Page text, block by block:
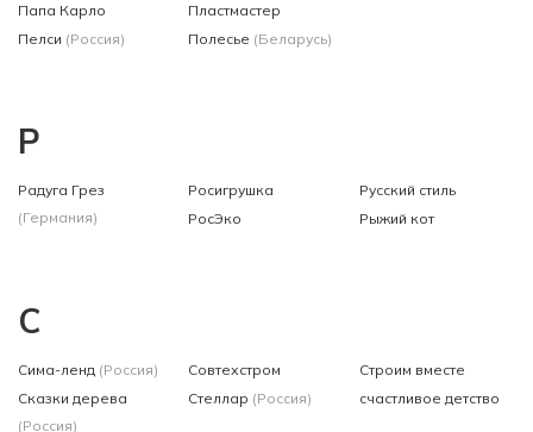
Папа Карло
Пелси (Россия)
Пластмастер
Полесье (Беларусь)
Р
Радуга Грез
(Германия)
Росигрушка
РосЭко
Русский стиль
Рыжий кот
С
Сима-ленд (Россия)
Сказки дерева
(Россия)
Совтехстром
Стеллар (Россия)
Строим вместе
счастливое детство